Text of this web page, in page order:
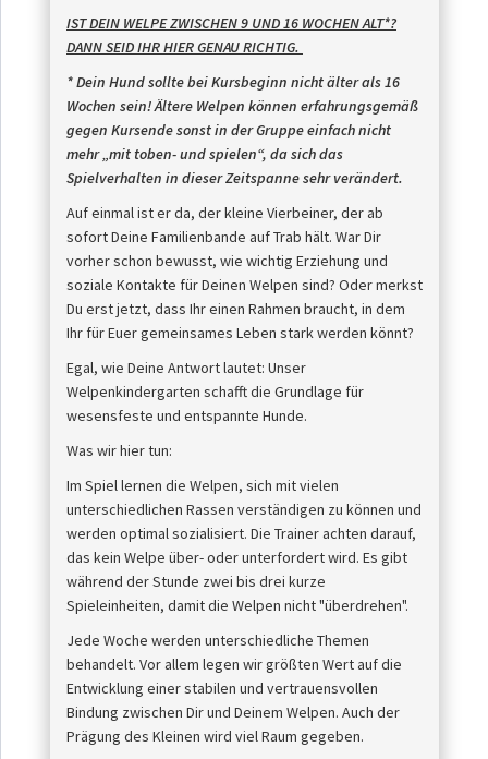
IST DEIN WELPE ZWISCHEN 9 UND 16 WOCHEN ALT*?
DANN SEID IHR HIER GENAU RICHTIG.
*Dein Hund sollte bei Kursbeginn nicht älter als 16
Wochen sein! Ältere Welpen können erfahrungsgemäß
gegen Kursende sonst in der Gruppe einfach nicht
mehr „mit toben- und spielen“, da sich das
Spielverhalten in dieser Zeitspanne sehr verändert.
Auf einmal ist er da, der kleine Vierbeiner, der ab
sofort Deine Familienbande auf Trab hält. War Dir
vorher schon bewusst, wie wichtig Erziehung und
soziale Kontakte für Deinen Welpen sind? Oder merkst
Du erst jetzt, dass Ihr einen Rahmen braucht, in dem
Ihr für Euer gemeinsames Leben stark werden könnt?
Egal, wie Deine Antwort lautet: Unser
Welpenkindergarten schafft die Grundlage für
wesensfeste und entspannte Hunde.
Was wir hier tun:
Im Spiel lernen die Welpen, sich mit vielen
unterschiedlichen Rassen verständigen zu können und
werden optimal sozialisiert. Die Trainer achten darauf,
das kein Welpe über- oder unterfordert wird. Es gibt
während der Stunde zwei bis drei kurze
Spieleinheiten, damit die Welpen nicht "überdrehen".
Jede Woche werden unterschiedliche Themen
behandelt. Vor allem legen wir größten Wert auf die
Entwicklung einer stabilen und vertrauensvollen
Bindung zwischen Dir und Deinem Welpen. Auch der
Prägung des Kleinen wird viel Raum gegeben.